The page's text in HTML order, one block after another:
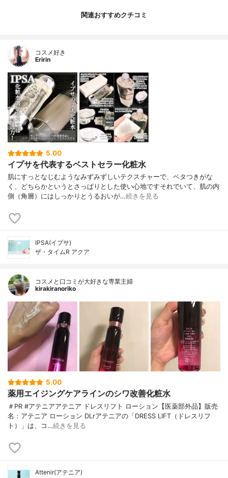
関連おすすめクチコミ
コスメ好き
Eririn
5.00
イプサを代表するベストセラー化粧水
肌にすっとなじむようなみずみずしいテクスチャーで、ベタつきがな
く、どちらかというとさっぱりとした使い心地ですそれでいて、肌の内
側（角層）にはしっかりとうるおいが…続きを見る
IPSA(イプサ)
ザ・タイムR アクア
コスメと口コミが大好きな専業主婦
kirakiranoriko
5.00
薬用エイジングケアラインのシワ改善化粧水
＃PR #アテニアアテニア ドレスリフト ローション【医薬部外品】販売
名：アテニア ローション DLrアテニアの「DRESS LIFT（ドレスリフ
ト）」は、コ…続きを見る
Attenir(アテニア)